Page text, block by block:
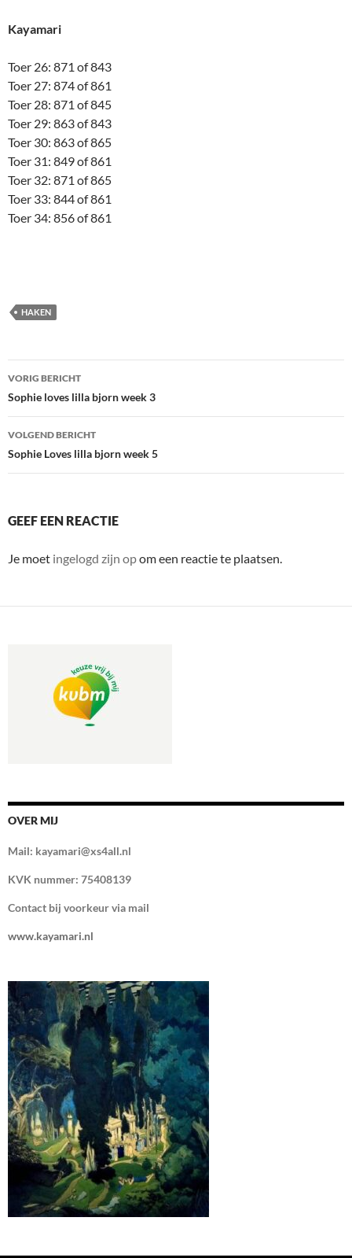
Kayamari
Toer 26: 871 of 843
Toer 27: 874 of 861
Toer 28: 871 of 845
Toer 29: 863 of 843
Toer 30: 863 of 865
Toer 31: 849 of 861
Toer 32: 871 of 865
Toer 33: 844 of 861
Toer 34: 856 of 861
HAKEN
Bericht
navigatie
VORIG BERICHT
Sophie loves lilla bjorn week 3
VOLGEND BERICHT
Sophie Loves lilla bjorn week 5
GEEF EEN REACTIE
Je moet ingelogd zijn opom een reactie te plaatsen.
OVER MIJ
Mail: kayamari@xs4all.nl
KVK nummer: 75408139
Contact bij voorkeur via mail
www.kayamari.nl